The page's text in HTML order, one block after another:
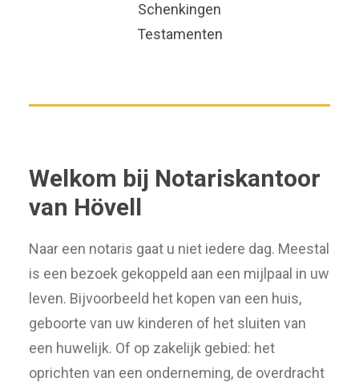
Schenkingen
Testamenten
Welkom bij Notariskantoor
van Hövell
Naar een notaris gaat u niet iedere dag. Meestal
is een bezoek gekoppeld aan een mijlpaal in uw
leven. Bijvoorbeeld het kopen van een huis,
geboorte van uw kinderen of het sluiten van
een huwelijk. Of op zakelijk gebied: het
oprichten van een onderneming, de overdracht